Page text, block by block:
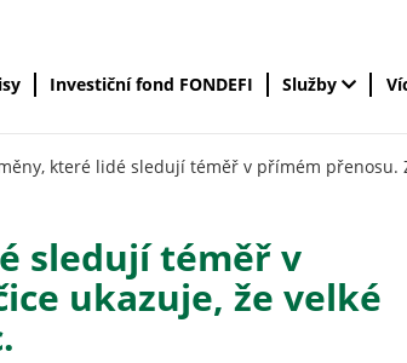
Investiční fond FONDEFI Služby
které lidé sledují téměř v přímém přenosu.
sledují téměř v
ukazuje, že velké